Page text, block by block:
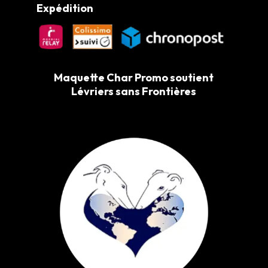
Expédition
Maquette Char Promo soutient
Lévriers sans Frontières